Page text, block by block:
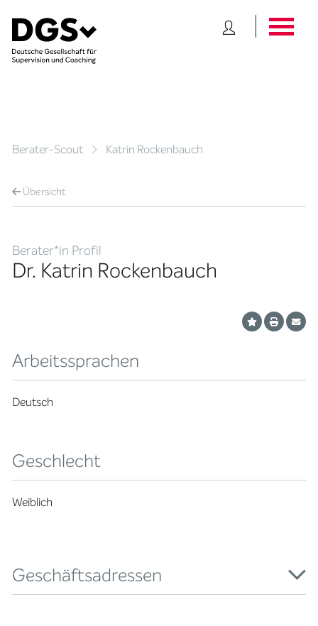
Berater-Scout Katrin Rockenbauch
Übersicht
Berater*in Profil
Dr. Katrin Rockenbauch
Arbeitssprachen
Deutsch
Geschlecht
Weiblich
Geschäftsadressen